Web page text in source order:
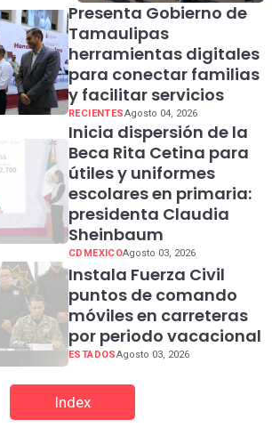
Presenta Gobierno de
Tamaulipas
herramientas digitales
para conectar familias
y facilitar servicios
RECIENTESAgosto 04, 2026
Inicia dispersión de la
Beca Rita Cetina para
útiles y uniformes
escolares en primaria:
presidenta Claudia
Sheinbaum
CDMEXICOAgosto 03, 2026
Instala Fuerza Civil
puntos de comando
móviles en carreteras
por periodo vacacional
ESTADOSAgosto 03, 2026
Index